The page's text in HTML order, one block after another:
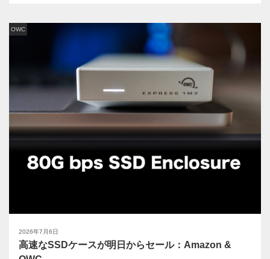
2026年7月6日
OWC
高速なSSDケースが明日からセール：Amazon &